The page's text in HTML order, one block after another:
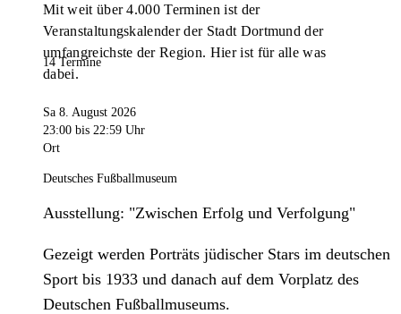
Mit weit über 4.000 Terminen ist der
Veranstaltungskalender der Stadt Dortmund der
umfangreichste der Region. Hier ist für alle was
dabei.
14 Termine
Sa 8. August 2026
23:00 bis 22:59 Uhr
Ort
Deutsches Fußballmuseum
Ausstellung: "Zwischen Erfolg und Verfolgung"
Gezeigt werden Porträts jüdischer Stars im deutschen
Sport bis 1933 und danach auf dem Vorplatz des
Deutschen Fußballmuseums.